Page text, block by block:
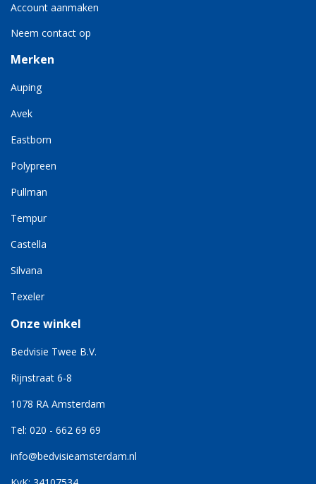
Account aanmaken
Neem contact op
Merken
Auping
Avek
Eastborn
Polypreen
Pullman
Tempur
Castella
Silvana
Texeler
Onze winkel
Bedvisie Twee B.V.
Rijnstraat 6-8
1078 RA Amsterdam
Tel: 020 - 662 69 69
info@bedvisieamsterdam.nl